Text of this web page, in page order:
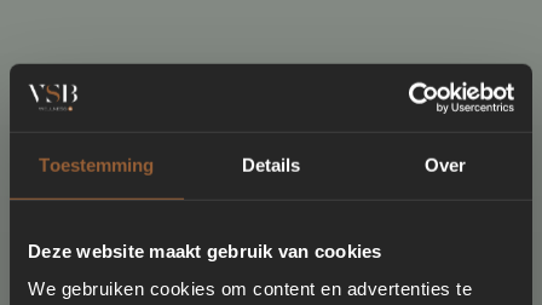
Toestemming Details Over
Deze website maakt gebruik van cookies
We gebruiken cookies om content en advertenties te